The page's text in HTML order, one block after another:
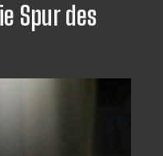
Spur des